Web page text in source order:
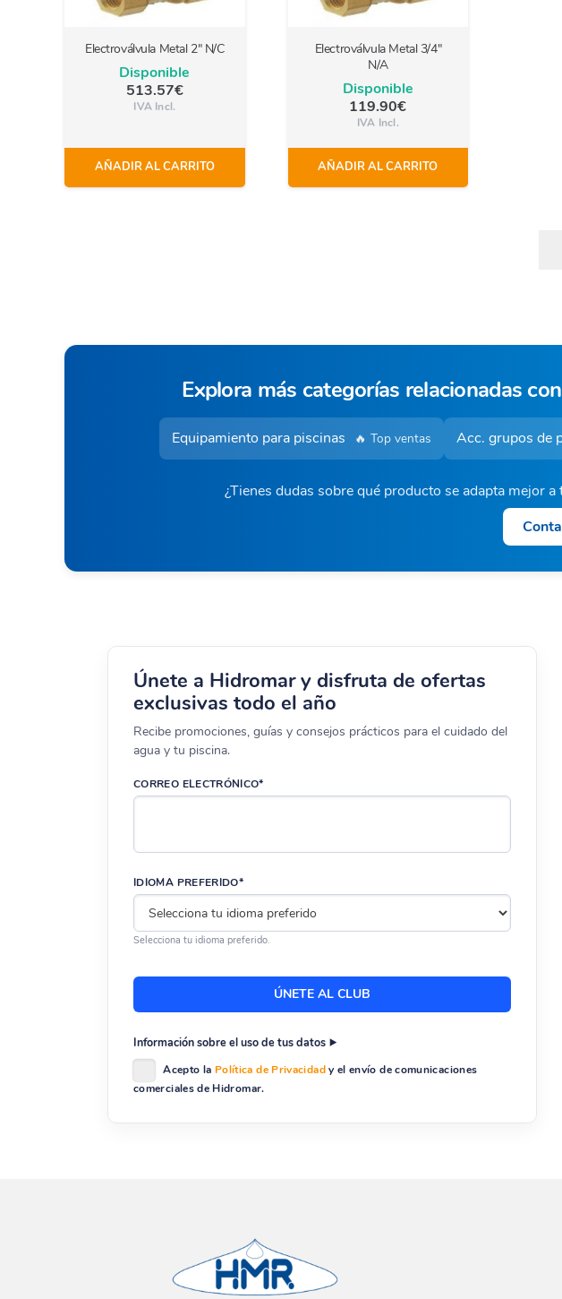
Electroválvula Metal 2″ N/C
Disponible
513.57€
IVA Incl.
AÑADIR AL CARRITO
Electroválvula Metal 3/4″
N/A
Disponible
119.90€
IVA Incl.
AÑADIR AL CARRITO
Explora más categorías relacionadas
Equipamiento para piscinas 🔥 Top ventas Acc. grupos de
¿Tienes dudas sobre qué producto se adapta mejor
Únete a Hidromar y disfruta de ofertas
exclusivas todo el año
Recibe promociones, guías y consejos prácticos para el cuidado del
agua y tu piscina.
CORREO ELECTRÓNICO*
IDIOMA PREFERIDO*
Selecciona tu idioma preferido.
Información sobre el uso de tus datos
Acepto la Política de Privacidady el envío de comunicaciones
comerciales de Hidromar.